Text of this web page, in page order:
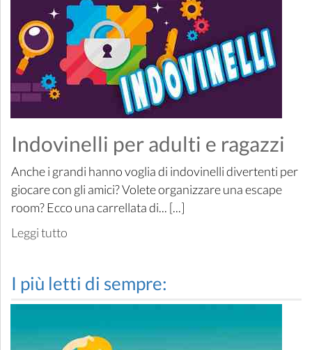
Indovinelli per adulti e ragazzi
Anche i grandi hanno voglia di indovinelli divertenti per
giocare con gli amici? Volete organizzare una escape
room? Ecco una carrellata di... [...]
Leggi tutto
I più letti di sempre: